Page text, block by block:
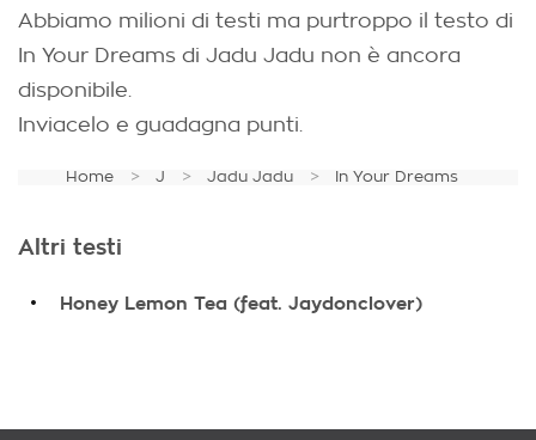
Abbiamo milioni di testi ma purtroppo il testo di
In Your Dreams di Jadu Jadu non è ancora
disponibile.
Inviacelo e guadagna punti.
Home J Jadu Jadu In Your Dreams
Altri testi
. Honey Lemon Tea (feat. Jaydonclover)